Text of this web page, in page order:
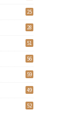
25
28
51
56
59
49
52